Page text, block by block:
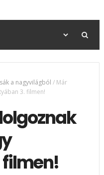
a nagyvilágból / Már
3. filmen!